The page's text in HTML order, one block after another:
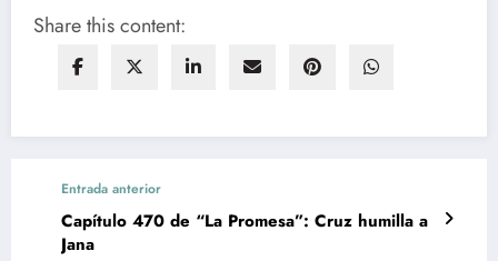
Share this content:
Entrada anterior
Capítulo 470 de “La Promesa”: Cruz humilla a
Jana